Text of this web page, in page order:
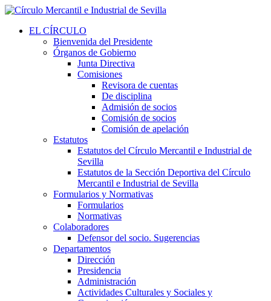
EL CÍRCULO
Bienvenida del Presidente
Órganos de Gobierno
Junta Directiva
Comisiones
Revisora de cuentas
De disciplina
Admisión de socios
Comisión de socios
Comisión de apelación
Estatutos
Estatutos del Círculo Mercantil e Industrial de
Sevilla
Estatutos de la Sección Deportiva del Círculo
Mercantil e Industrial de Sevilla
Formularios y Normativas
Formularios
Normativas
Colaboradores
Defensor del socio. Sugerencias
Departamentos
Dirección
Presidencia
Administración
Actividades Culturales y Sociales y